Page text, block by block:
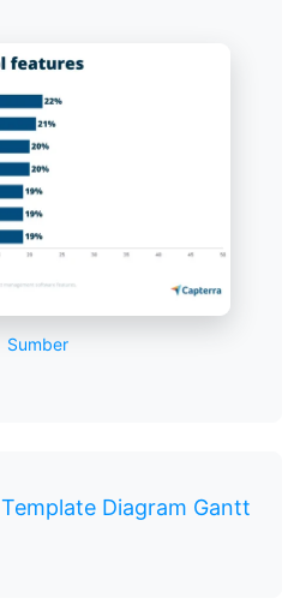
Sumber
Template Diagram Gantt